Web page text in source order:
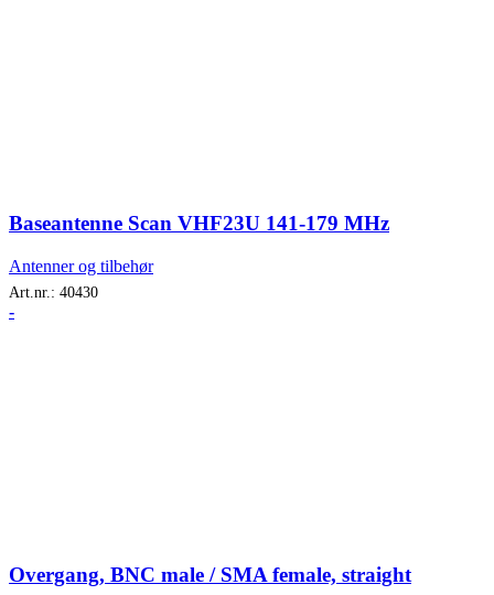
Baseantenne Scan VHF23U 141-179 MHz
Antenner og tilbehør
Art.nr.: 40430
-
Overgang, BNC male / SMA female, straight